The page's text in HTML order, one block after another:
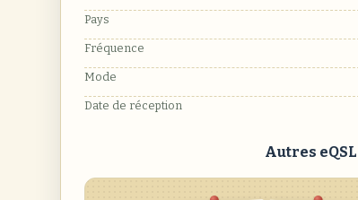
Pays
Fréquence
Mode
Date de réception
Autres